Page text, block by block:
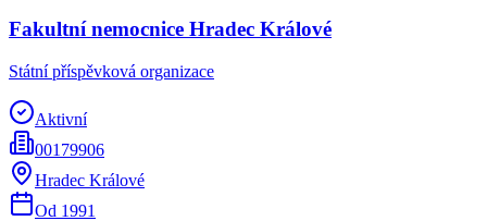
Fakultní nemocnice Hradec Králové
Státní příspěvková organizace
Aktivní
00179906
Hradec Králové
Od 1991